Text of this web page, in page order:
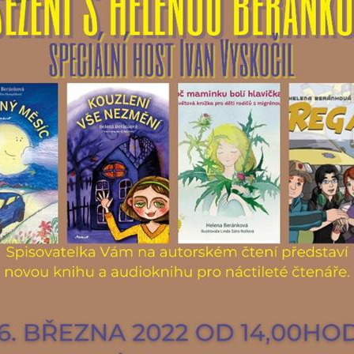
určujeme
počet návštěv
a zdroje
návštěv našich
internetových
stránek. Data
získaná
pomocí
těchto
cookies
zpracováváme
souhrnně, bez
použití
identifikátorů,
které ukazují
uživatelé
našeho webu.